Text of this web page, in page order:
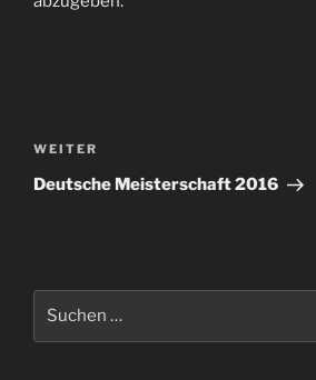
Nächster
Beitrag
WEITER
Deutsche Meisterschaft 2016